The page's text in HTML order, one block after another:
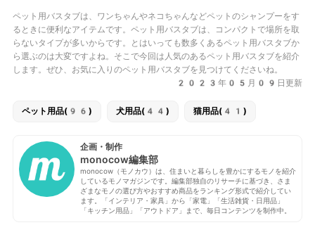
ペット用バスタブは、ワンちゃんやネコちゃんなどペットのシャンプーをす
るときに便利なアイテムです。ペット用バスタブは、コンパクトで場所を取
らないタイプが多いからです。とはいっても数多くあるペット用バスタブか
ら選ぶのは大変ですよね。そこで今回は人気のあるペット用バスタブを紹介
します。ぜひ、お気に入りのペット用バスタブを見つけてくださいね。
2023年05月09日更新
ペット用品(96) 犬用品(44) 猫用品(41)
企画・制作
monocow編集部
monocow（モノカウ）は、住まいと暮らしを豊かにするモノを紹介
しているモノマガジンです。編集部独自のリサーチに基づき、さま
ざまなモノの選び方やおすすめ商品をランキング形式で紹介してい
ます。「インテリア・家具」から「家電」「生活雑貨・日用品」
「キッチン用品」「アウトドア」まで、毎日コンテンツを制作中。